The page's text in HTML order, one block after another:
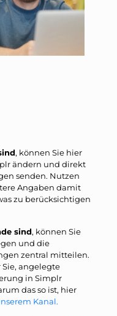
, können Sie hier
ändern und direkt
senden. Nutzen
Angaben damit
zu berücksichtigen
sind, können Sie
und die
zentral mitteilen.
Sie, angelegte
in Simplr
das so ist, hier
Kanal.